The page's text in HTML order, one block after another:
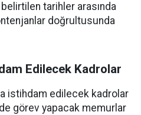
tarihler arasında
doğrultusunda
Edilecek Kadrolar
istihdam edilecek kadrolar
görev yapacak memurlar